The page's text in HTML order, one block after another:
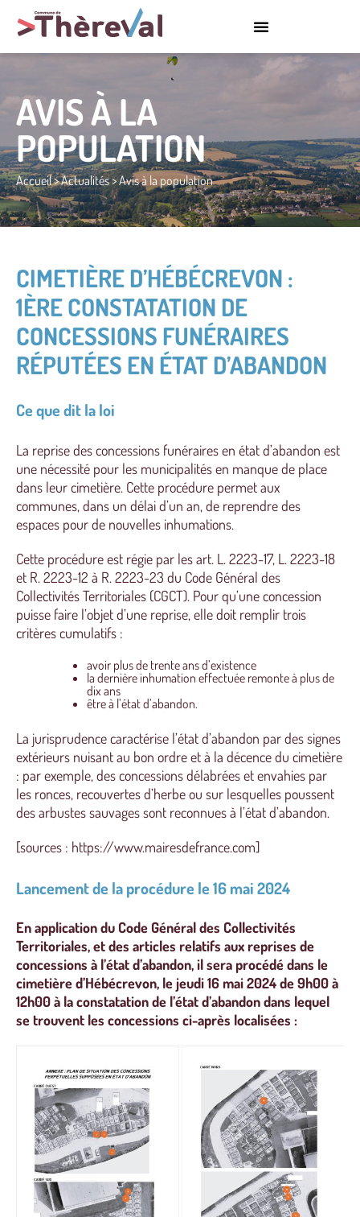
AVIS À LA
POPULATION
Accueil>Actualités>Avis à la population
CIMETIÈRE D’HÉBÉCREVON :
1ÈRE CONSTATATION DE
CONCESSIONS FUNÉRAIRES
RÉPUTÉES EN ÉTAT D’ABANDON
Ce que dit la loi
L a reprise des concessions funéraires en état d’abandon est
une nécessité pour les municipalités en manque de place
dans leur cimetière. Cette procédure permet aux
communes, dans un délai d’un an, de reprendre des
espaces pour de nouvelles inhumations.
Cette procédure est régie par les art. L. 2223-17, L. 2223-18
et R. 2223-12 à R. 2223-23 du Code Général des
Collectivités Territoriales (CGCT). Pour qu’une concession
puisse faire l’objet d’une reprise, elle doit remplir trois
critères cumulatifs :
avoir plus de trente ans d’existence
la dernière inhumation effectuée remonte à plus de
dix ans
être à l’état d’abandon.
La jurisprudence caractérise l’état d’abandon par des signes
extérieurs nuisant au bon ordre et à la décence du cimetière
: par exemple, des concessions délabrées et envahies par
les ronces, recouvertes d’herbe ou sur lesquelles poussent
des arbustes sauvages sont reconnues à l’état d’abandon.
[sources : https://www.mairesdefrance.com]
Lancement de la procédure le 16 mai 2024
En application du Code Général des Collectivités
Territoriales, et des articles relatifs aux reprises de
concessions à l’état d’abandon, il sera procédé dans le
cimetière d’Hébécrevon, le jeudi 16 mai 2024 de 9h00 à
12h00 à la constatation de l’état d’abandon dans lequel
se trouvent les concessions ci-après localisées :